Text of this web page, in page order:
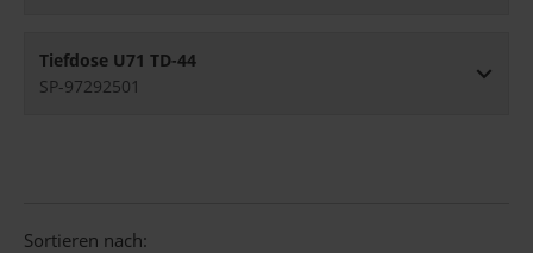
Tiefdose U71 TD-44
SP-97292501
Sortieren nach: